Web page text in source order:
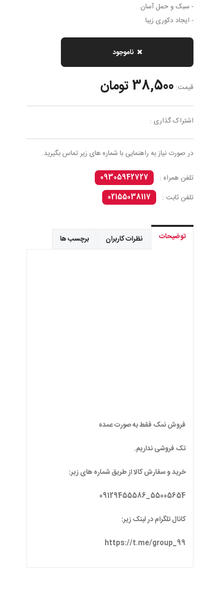
- سبک و حمل آسان
- ایجاد دکوری زیبا
ناموجود
قیمت: 38,500 تومان
اشتراک گذاری :
در صورت نیاز به راهنمایی با شماره های زیر تماس بگیرید.
تلفن همراه :
09305942727
تلفن ثابت :
02155038117
توضیحات نظرات کاربران برچسب ها
فروش نمک فقط به صورت عمده
تک فروشی نداریم.
خرید و سفارش کالا از طریق شماره های زیر:
55005654_09129455586
کانال تلگرام در لینک زیر:
https://t.me/group_99